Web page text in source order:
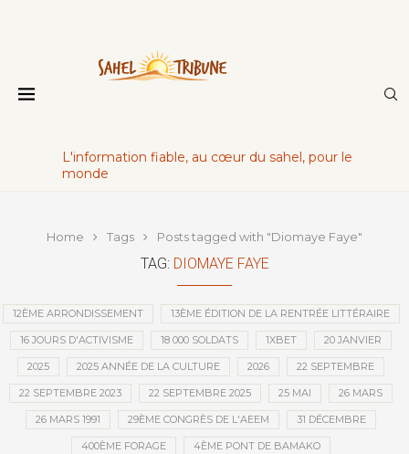
L'information fiable, au cœur du sahel, pour le
monde
Home Tags Posts tagged with "Diomaye Faye"
TAG: DIOMAYE FAYE
12ÈME ARRONDISSEMENT 13ÈME ÉDITION DE LA RENTRÉE LITTÉRAIRE
16 JOURS D'ACTIVISME 18 000 SOLDATS 1XBET 20 JANVIER
2025 2025 ANNÉE DE LA CULTURE 2026 22 SEPTEMBRE
22 SEPTEMBRE 2023 22 SEPTEMBRE 2025 25 MAI 26 MARS
26 MARS 1991 29ÈME CONGRÈS DE L'AEEM 31 DÉCEMBRE
400ÈME FORAGE 4ÈME PONT DE BAMAKO